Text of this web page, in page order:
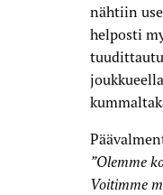
nähtiin
helposti
”Olemme
Voitimme